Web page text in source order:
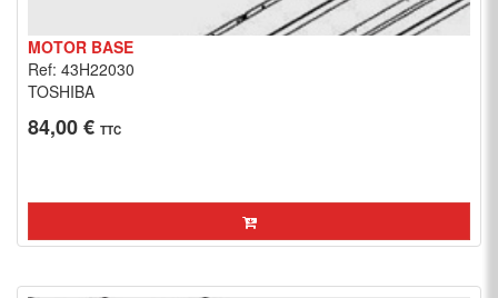
MOTOR BASE
Ref: 43H22030
TOSHIBA
84,00 € TTC